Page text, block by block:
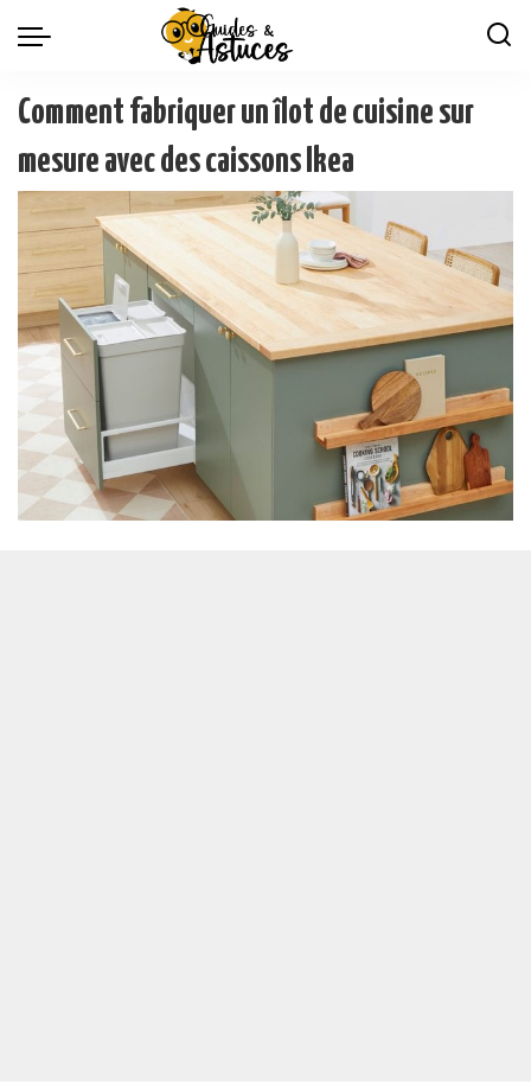
Comment fabriquer un îlot de cuisine sur
mesure avec des caissons Ikea